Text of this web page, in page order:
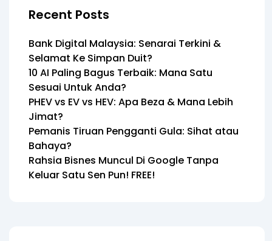
Recent Posts
Bank Digital Malaysia: Senarai Terkini &
Selamat Ke Simpan Duit?
10 AI Paling Bagus Terbaik: Mana Satu
Sesuai Untuk Anda?
PHEV vs EV vs HEV: Apa Beza & Mana Lebih
Jimat?
Pemanis Tiruan Pengganti Gula: Sihat atau
Bahaya?
Rahsia Bisnes Muncul Di Google Tanpa
Keluar Satu Sen Pun! FREE!